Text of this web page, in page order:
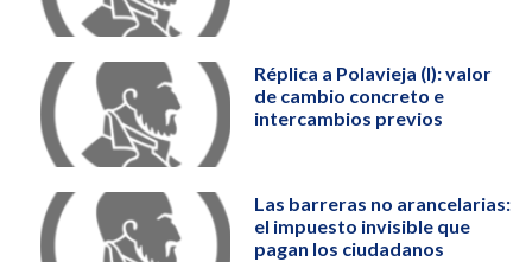
Réplica a Polavieja (I): valor
de cambio concreto e
intercambios previos
Las barreras no arancelarias:
el impuesto invisible que
pagan los ciudadanos